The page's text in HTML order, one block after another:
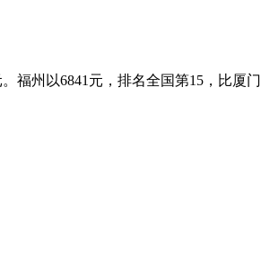
州以6841元，排名全国第15，比厦